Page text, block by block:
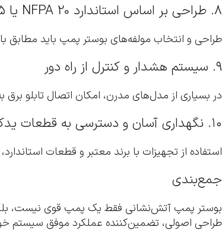
۸. طراحی بر اساس استاندارد NFPA 20 یا EN 12845
طراحی و انتخاب مولفه‌های بوستر پمپ باید مطابق
۹. سیستم هشدار و کنترل از راه دور
در بسیاری از مدل‌های مدرن، امکان اتصال تابلو
۱۰. نگهداری آسان و دسترسی به قطعات یدکی
استفاده از تجهیزات با برند معتبر و قطعات
جمع‌بندی
بوستر پمپ آتش‌نشانی فقط یک پمپ قوی نیست،
طراحی اصولی، تضمین‌کننده عملکرد موفق سیستم